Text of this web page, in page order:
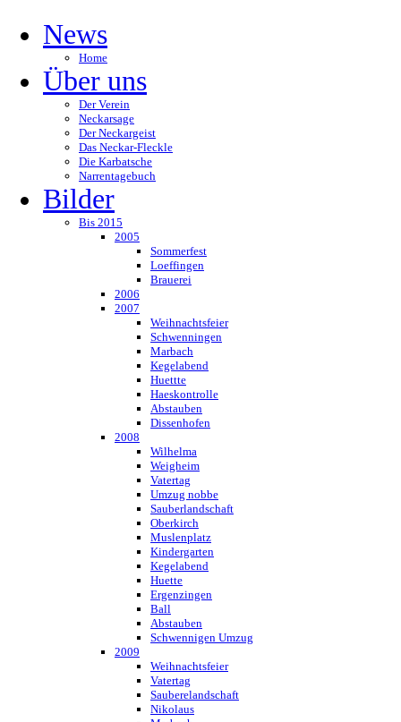
News
Home
Über uns
Der Verein
Neckarsage
Der Neckargeist
Das Neckar-Fleckle
Die Karbatsche
Narrentagebuch
Bilder
Bis 2015
2005
Sommerfest
Loeffingen
Brauerei
2006
2007
Weihnachtsfeier
Schwenningen
Marbach
Kegelabend
Huettte
Haeskontrolle
Abstauben
Dissenhofen
2008
Wilhelma
Weigheim
Vatertag
Umzug nobbe
Sauberlandschaft
Oberkirch
Muslenplatz
Kindergarten
Kegelabend
Huette
Ergenzingen
Ball
Abstauben
Schwennigen Umzug
2009
Weihnachtsfeier
Vatertag
Sauberelandschaft
Nikolaus